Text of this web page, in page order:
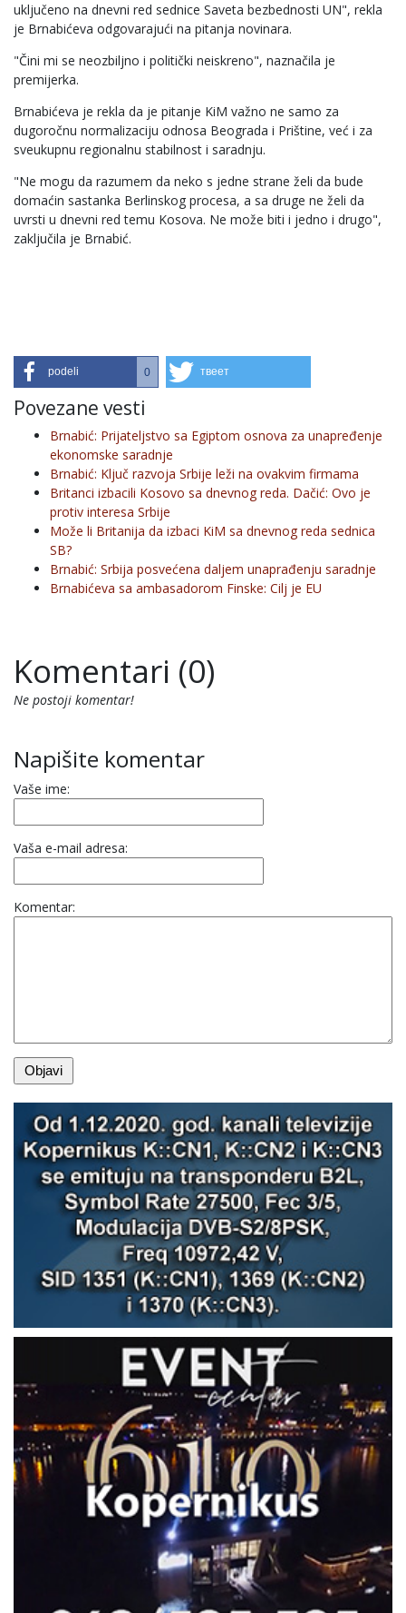
uključeno na dnevni red sednice Saveta bezbednosti UN", rekla
je Brnabićeva odgovarajući na pitanja novinara.
"Čini mi se neozbiljno i politički neiskreno", naznačila je
premijerka.
Brnabićeva je rekla da je pitanje KiM važno ne samo za
dugoročnu normalizaciju odnosa Beograda i Prištine, već i za
sveukupnu regionalnu stabilnost i saradnju.
"Ne mogu da razumem da neko s jedne strane želi da bude
domaćin sastanka Berlinskog procesa, a sa druge ne želi da
uvrsti u dnevni red temu Kosova. Ne može biti i jedno i drugo",
zaključila je Brnabić.
podeli 0 твеет
Povezane vesti
Brnabić: Prijateljstvo sa Egiptom osnova za unapređenje
ekonomske saradnje
Brnabić: Ključ razvoja Srbije leži na ovakvim firmama
Britanci izbacili Kosovo sa dnevnog reda. Dačić: Ovo je
protiv interesa Srbije
Može li Britanija da izbaci KiM sa dnevnog reda sednica
SB?
Brnabić: Srbija posvećena daljem unaprađenju saradnje
Brnabićeva sa ambasadorom Finske: Cilj je EU
Komentari (0)
Ne postoji komentar!
Napišite komentar
Vaše ime:
Vaša e-mail adresa:
Komentar: